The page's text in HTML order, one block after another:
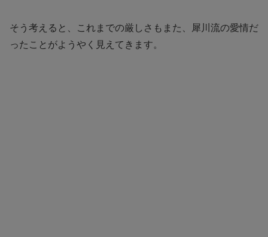
そう考えると、これまでの厳しさもまた、犀川流の愛情だ
ったことがようやく見えてきます。